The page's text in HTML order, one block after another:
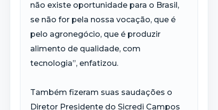
não existe oportunidade para o Brasil,
se não for pela nossa vocação, que é
pelo agronegócio, que é produzir
alimento de qualidade, com
tecnologia”, enfatizou.
Também fizeram suas saudações o
Diretor Presidente do Sicredi Campos